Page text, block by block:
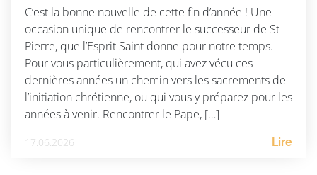
C’est la bonne nouvelle de cette fin d’année ! Une
occasion unique de rencontrer le successeur de St
Pierre, que l’Esprit Saint donne pour notre temps.
Pour vous particulièrement, qui avez vécu ces
dernières années un chemin vers les sacrements de
l’initiation chrétienne, ou qui vous y préparez pour les
années à venir. Rencontrer le Pape, […]
17.06.2026 Lire